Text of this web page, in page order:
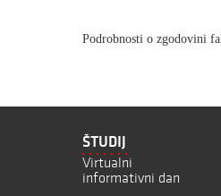
Podrobnosti o zgodovini
ŠTUDIJ
Virtualni
informativni dan